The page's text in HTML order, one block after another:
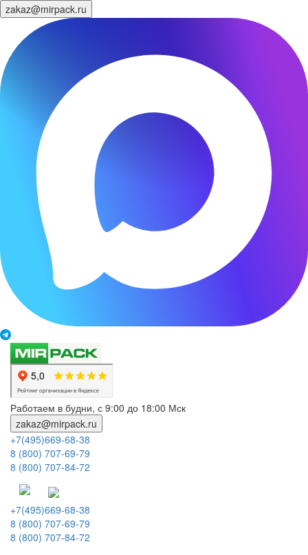
zakaz@mirpack.ru
Работаем в будни, с 9:00 до 18:00 Мск
zakaz@mirpack.ru
+7(495)669-68-38
8 (800) 707-69-79
8 (800) 707-84-72
+7(495)669-68-38
8 (800) 707-69-79
8 (800) 707-84-72